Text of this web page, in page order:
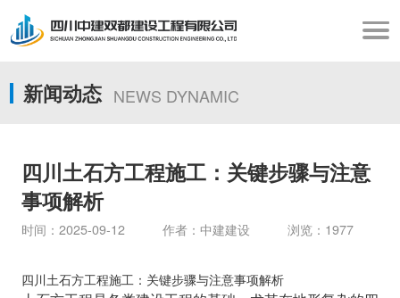
新闻动态 NEWS DYNAMIC
四川土石方工程施工：关键步骤与注意
事项解析
时间：2025-09-12 作者：中建建设 浏览：1977
四川土石方工程施工：关键步骤与注意事项解析